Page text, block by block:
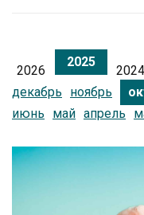
2026
2025
2024
декабрь
ноябрь
июнь
май апрель